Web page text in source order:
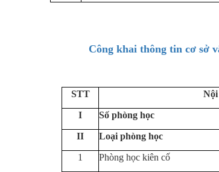
Công khai thông tin cơ sở
STT
I Số phòng học
II Loại phòng học
1 Phòng học kiên cố